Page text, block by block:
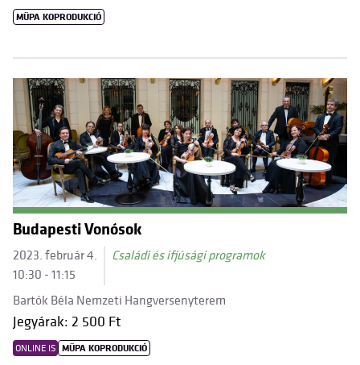
MÜPA KOPRODUKCIÓ
Budapesti Vonósok
2023. február 4.
10:30 - 11:15
Családi és ifjúsági programok
Bartók Béla Nemzeti Hangversenyterem
Jegyárak: 2 500 Ft
ONLINE IS MÜPA KOPRODUKCIÓ